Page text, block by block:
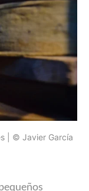
| © Javier García